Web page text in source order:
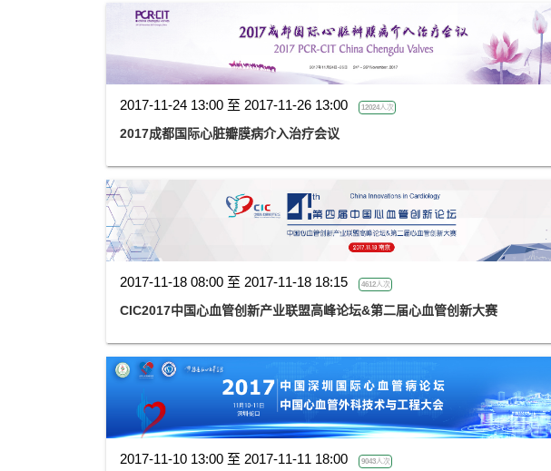
2017-11-24 13:00 至 2017-11-26 13:00 12024人次
2017成都国际心脏瓣膜病介入治疗会议
2017-11-18 08:00 至 2017-11-18 18:15 4612人次
CIC2017中国心血管创新产业联盟高峰论坛&第二届心血管创新大赛
2017-11-10 13:00 至 2017-11-11 18:00 9043人次